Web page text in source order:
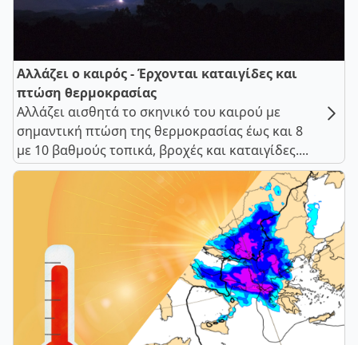
Αλλάζει ο καιρός - Έρχονται καταιγίδες και
πτώση θερμοκρασίας
Αλλάζει αισθητά το σκηνικό του καιρού με
σημαντική πτώση της θερμοκρασίας έως και 8
με 10 βαθμούς τοπικά, βροχές και καταιγίδες....